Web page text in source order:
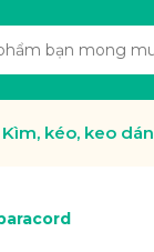
Kìm, kéo, keo dán